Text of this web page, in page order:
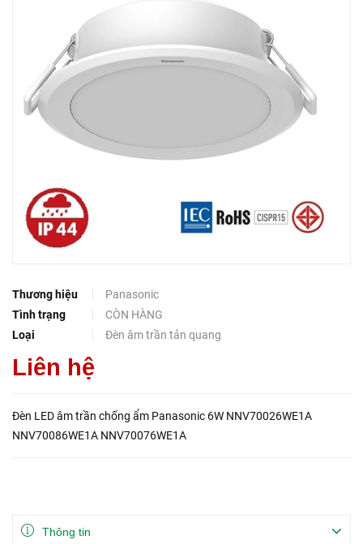
Thương hiệu
Panasonic
Tình trạng
CÒN HÀNG
Loại
Đèn âm trần tản quang
Liên hệ
Đèn LED âm trần chống ẩm Panasonic 6W NNV70026WE1A
NNV70086WE1A NNV70076WE1A
Thông tin